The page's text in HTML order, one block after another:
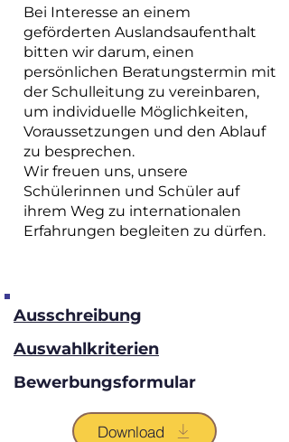
Bei Interesse an einem
geförderten Auslandsaufenthalt
bitten wir darum, einen
persönlichen Beratungstermin mit
der Schulleitung zu vereinbaren,
um individuelle Möglichkeiten,
Voraussetzungen und den Ablauf
zu besprechen.
Wir freuen uns, unsere
Schülerinnen und Schüler auf
ihrem Weg zu internationalen
Erfahrungen begleiten zu dürfen.
Ausschreibung
Auswahlkriterien
Bewerbungsformular
Download